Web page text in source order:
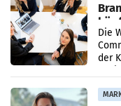
Die
der